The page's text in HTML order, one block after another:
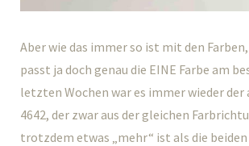
Aber wie das immer so ist mit den
passt ja doch genau die EINE Farbe am
letzten Wochen war es immer wieder der
4642, der zwar aus der gleichen
trotzdem etwas „mehr“ ist als die beiden